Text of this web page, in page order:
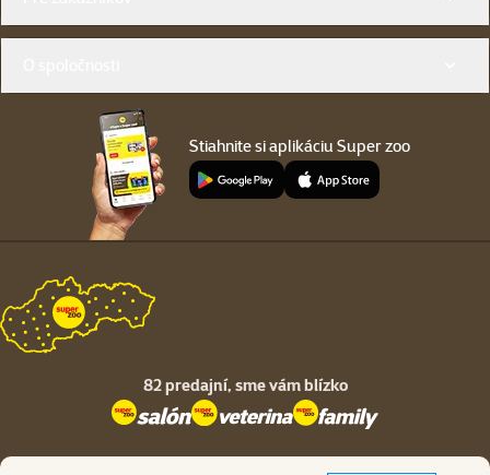
Stiahnite si aplikáciu Super zoo
82 predajní, sme vám blízko